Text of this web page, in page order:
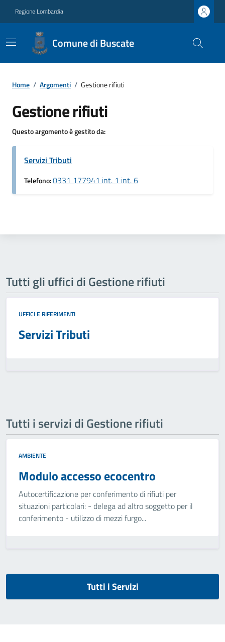
Regione Lombardia
Comune di Buscate
Home / Argomenti / Gestione rifiuti
Gestione rifiuti
Questo argomento è gestito da:
Servizi Tributi
Telefono:0331 177941 int. 1 int. 6
Tutti gli uffici di Gestione rifiuti
UFFICI E RIFERIMENTI
Servizi Tributi
Tutti i servizi di Gestione rifiuti
AMBIENTE
Modulo accesso ecocentro
Autocertificazione per conferimento di rifiuti per
situazioni particolari: - delega ad altro soggetto per il
conferimento - utilizzo di mezzi furgo...
Tutti i Servizi